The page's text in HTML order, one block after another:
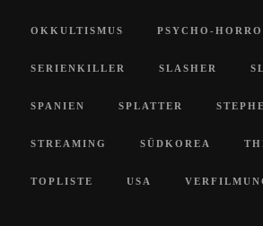
OKKULTISMUS PSYCHO-
SERIENKILLER SLASHER
SPANIEN SPLATTER
STREAMING SÜDKOREA
TOPLISTE USA